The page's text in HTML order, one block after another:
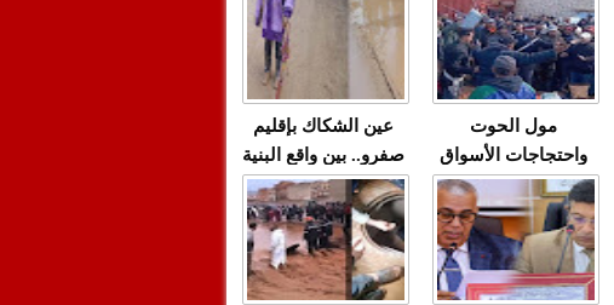
انقطاعه في شبه
الجزيرة الإيبيرية
قاسية على الهواء
عين الشكاك بإقليم
صفرو.. بين واقع البنية
التحتية المهترئة
والحملات الانتخابية
المبكرة(فيديو)
مول الحوت
واحتجاجات الأسواق
الأسبوعية/الاحتقان
الصامت والتراشق
بـ"الصناديق"/أخنوش
يرد بالصمت المريب